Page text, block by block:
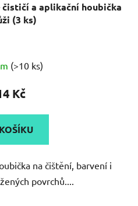
a aplikační houbička
(3 ks)
(>10 ks)
Kč
na čištění, barvení i
povrchů....